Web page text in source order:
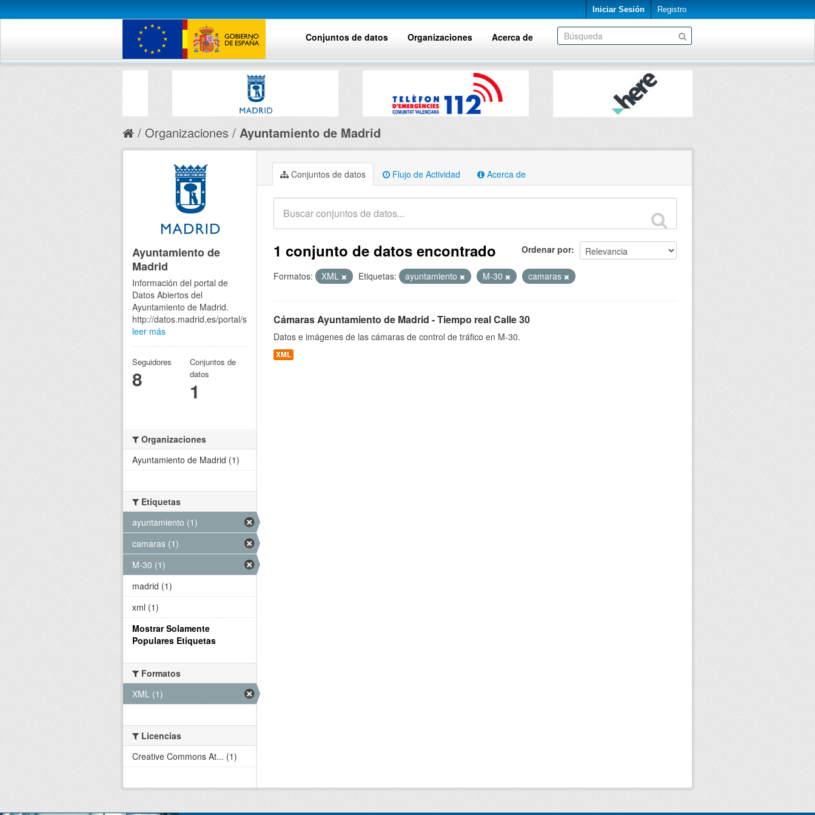
Iniciar Sesión Registro
Conjuntos de datos Organizaciones Acerca de
Organizaciones Ayuntamiento de Madrid
Conjuntos de datos Flujo de Actividad Acerca de
Ordenar por
1 conjunto de datos encontrado
Formatos: XML Etiquetas: ayuntamiento M-30 camaras
Cámaras Ayuntamiento de Madrid - Tiempo real Calle 30
Datos e imágenes de las cámaras de control de tráfico en M-30.
XML
Ayuntamiento de
Madrid
Información del portal de
Datos Abiertos del
Ayuntamiento de Madrid.
http://datos.madrid.es/portal/site/egob
leer más
Seguidores
8
Conjuntos de
datos
1
Organizaciones
Ayuntamiento de Madrid (1)
Etiquetas
ayuntamiento (1)
camaras (1)
M-30 (1)
madrid (1)
xml (1)
Mostrar Solamente
Populares Etiquetas
Formatos
XML (1)
Licencias
Creative Commons At... (1)